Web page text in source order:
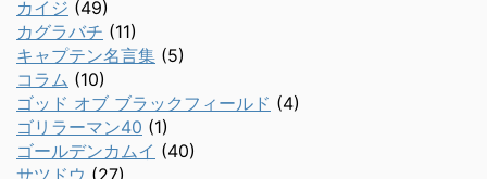
カイジ (49)
カグラバチ (11)
キャプテン名言集 (5)
コラム (10)
ゴッド オブ ブラックフィールド (4)
ゴリラーマン40 (1)
ゴールデンカムイ (40)